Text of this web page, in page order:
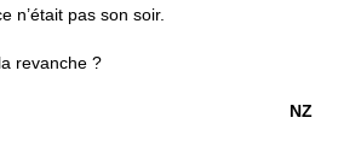
n’était pas son soir.
revanche ?
NZ